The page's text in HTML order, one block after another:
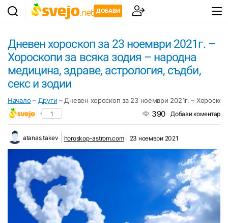
ДОБАВИ
Дневен хороскоп за 23 ноември 2021г. –
Хороскопи за всяка зодия – народна
медицина, здраве, астрология, съдби,
секс и зодии
Начало – Други – Дневен хороскоп за 23 ноември 2021г. –
1 390 Добави коментар
atanas.takev horoskop-astrom.com 23 ноември 2021